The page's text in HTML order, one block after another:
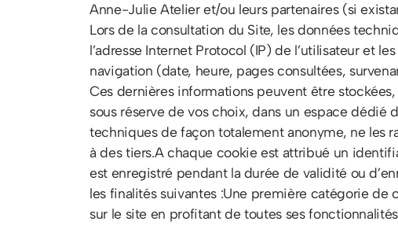
Anne-Julie Atelier et/ou leurs partenaires (si
Lors de la consultation du Site, les données
l’adresse Internet Protocol (IP) de l’utilisateur et
navigation (date, heure, pages consultées,
Ces dernières informations peuvent être
sous réserve de vos choix, dans un espace
techniques de façon totalement anonyme, ne les
à des tiers.A chaque cookie est attribué un
est enregistré pendant la durée de validité ou
les finalités suivantes :Une première catégorie de
sur le site en profitant de toutes ses